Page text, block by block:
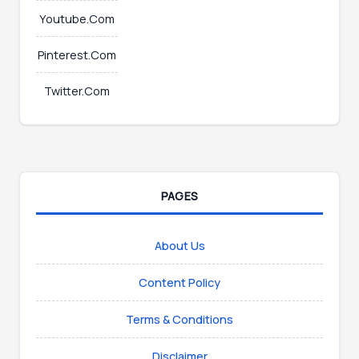
Youtube.Com
Pinterest.Com
Twitter.Com
PAGES
About Us
Content Policy
Terms & Conditions